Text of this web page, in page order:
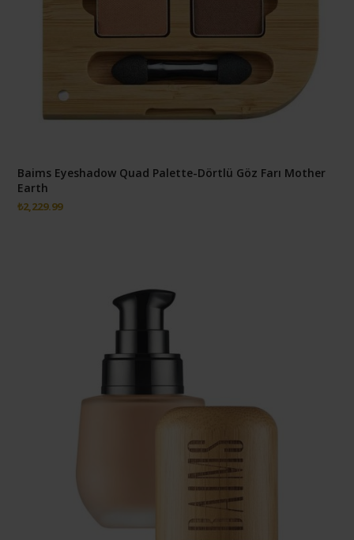
Baims Eyeshadow Quad Palette-Dörtlü Göz Farı Mother
Earth
₺2,229.99